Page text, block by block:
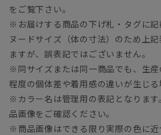
をご覧下さい。
※お届けする商品の下げ札・タグに
ヌードサイズ（体の寸法）のため上
ますが、誤表記ではございません。
※同サイズまたは同一商品でも、生
程度の個体差や着用感の違いが生じる
※カラー名は管理用の表記となりま
品画像をご確認ください。
※商品画像はできる限り実際の色に